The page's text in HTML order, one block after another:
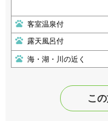
客室温泉付
露天風呂付
海・湖・川の近く
こ